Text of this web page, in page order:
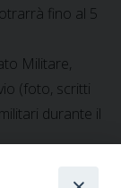
fino al 5
Militare,
(foto, scritti
durante il